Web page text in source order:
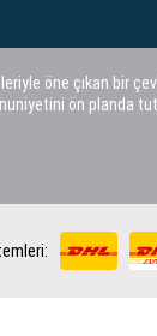
öne çıkan bir
ön planda